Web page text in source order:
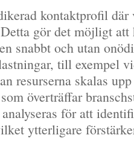
kontaktprofil
gör det möjligt att
snabbt och utan
till exempel
resurserna skalas
överträffar
för att
ytterligare